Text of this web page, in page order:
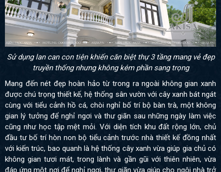
Sử dụng lan can con tiện khiến căn biệt thự 3 tầng mang vẻ đẹp
truyền thống nhưng không kém phần sang trọng
Mang đến nét đẹp hoàn hảo từ trong ra ngoài không gian xanh
được chú trọng thiết kế, hệ thống sân vườn với cây xanh bát ngát
cùng với tiểu cảnh hồ cá, chòi nghỉ bố trí bộ bàn trà, một không
gian lý tưởng để nghỉ ngơi và thư giãn sau những ngày làm việc
cũng như học tập mệt mỏi. Với diện tích khu đất rộng lớn, chủ
đầu tư bố trí hòn non bộ tiểu cảnh trước nhà thiết kế đồng nhất
với kiến trúc, bao quanh là hệ thống cây xanh vừa giúp gia chủ có
không gian tươi mát, trong lành và gần gũi với thiên nhiên, vừa
đáp ứng một nơi để nghỉ ngơi, thư giãn vừa giúp cho ngôi nhà trở